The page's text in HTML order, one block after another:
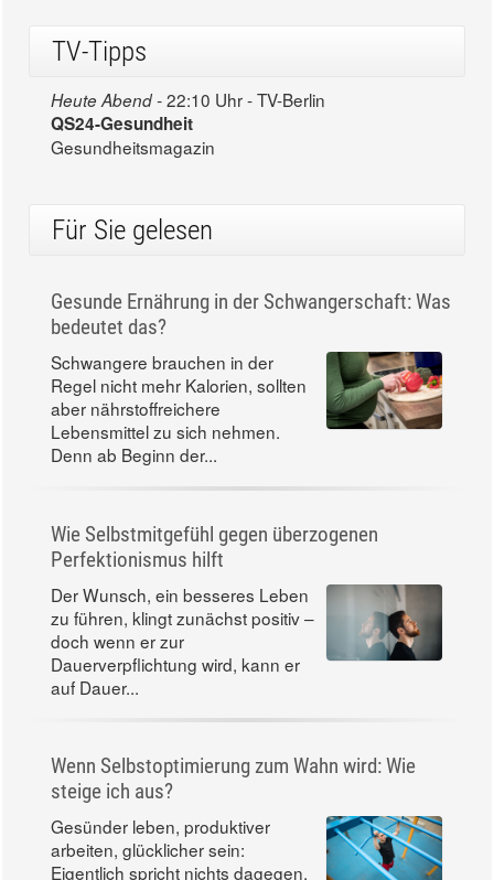
TV-Tipps
Heute Abend -22:10 Uhr - TV-Berlin
QS24-Gesundheit
Gesundheitsmagazin
Für Sie gelesen
Gesunde Ernährung in der Schwangerschaft: Was
bedeutet das?
Schwangere brauchen in der
Regel nicht mehr Kalorien, sollten
aber nährstoffreichere
Lebensmittel zu sich nehmen.
Denn ab Beginn der...
Wie Selbstmitgefühl gegen überzogenen
Perfektionismus hilft
Der Wunsch, ein besseres Leben
zu führen, klingt zunächst positiv –
doch wenn er zur
Dauerverpflichtung wird, kann er
auf Dauer...
Wenn Selbstoptimierung zum Wahn wird: Wie
steige ich aus?
Gesünder leben, produktiver
arbeiten, glücklicher sein:
Eigentlich spricht nichts dagegen,